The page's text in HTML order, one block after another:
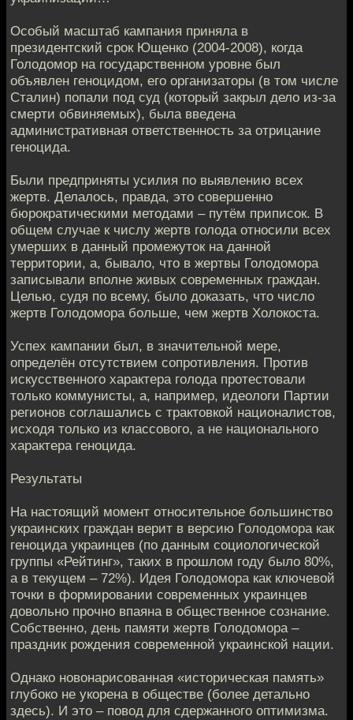
Особый масштаб кампания приняла в
президентский срок Ющенко (2004-2008), когда
Голодомор на государственном уровне был
объявлен геноцидом, его организаторы (в том числе
Сталин) попали под суд (который закрыл дело из-за
смерти обвиняемых), была введена
административная ответственность за отрицание
геноцида.
Были предприняты усилия по выявлению всех
жертв. Делалось, правда, это совершенно
бюрократическими методами – путём приписок. В
общем случае к числу жертв голода относили всех
умерших в данный промежуток на данной
территории, а, бывало, что в жертвы Голодомора
записывали вполне живых современных граждан.
Целью, судя по всему, было доказать, что число
жертв Голодомора больше, чем жертв Холокоста.
Успех кампании был, в значительной мере,
определён отсутствием сопротивления. Против
искусственного характера голода протестовали
только коммунисты, а, например, идеологи Партии
регионов соглашались с трактовкой националистов,
исходя только из классового, а не национального
характера геноцида.
Результаты
На настоящий момент относительное большинство
украинских граждан верит в версию Голодомора как
геноцида украинцев (по данным социологической
группы «Рейтинг», таких в прошлом году было 80%,
а в текущем – 72%). Идея Голодомора как ключевой
точки в формировании современных украинцев
довольно прочно впаяна в общественное сознание.
Собственно, день памяти жертв Голодомора –
праздник рождения современной украинской нации.
Однако новонарисованная «историческая память»
глубоко не укорена в обществе (более детально
здесь). И это – повод для сдержанного оптимизма.